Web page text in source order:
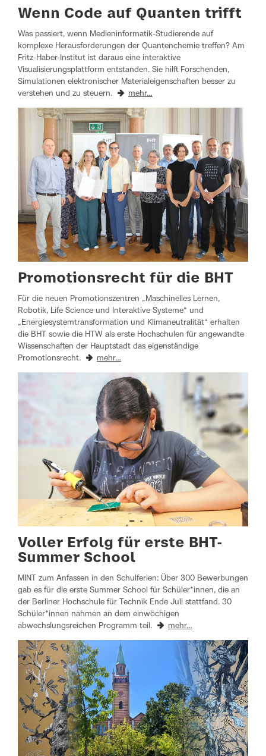
Wenn Code auf Quanten trifft
Was passiert, wenn Medieninformatik-Studierende auf
komplexe Herausforderungen der Quantenchemie treffen? Am
Fritz‑Haber‑Institut ist daraus eine interaktive
Visualisierungsplattform entstanden. Sie hilft Forschenden,
Simulationen elektronischer Materialeigenschaften besser zu
verstehen und zu steuern.
mehr…
Promotionsrecht für die BHT
Für die neuen Promotionszentren „Maschinelles Lernen,
Robotik, Life Science und Interaktive Systeme“ und
„Energiesystemtransformation und Klimaneutralität“ erhalten
die BHT sowie die HTW als erste Hochschulen für angewandte
Wissenschaften der Hauptstadt das eigenständige
Promotionsrecht.
mehr…
Voller Erfolg für erste BHT-
Summer School
MINT zum Anfassen in den Schulferien: Über 300 Bewerbungen
gab es für die erste Summer School für Schüler*innen, die an
der Berliner Hochschule für Technik Ende Juli stattfand. 30
Schüler*innen nahmen an dem einwöchigen
abwechslungsreichen Programm teil.
mehr…